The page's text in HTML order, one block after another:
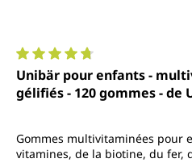
Note moyenne de 4.8 sur 5
Unibär pour enfants -
gélifiés - 120 gommes - de
Gommes multivitaminées pour
vitamines, de la biotine, du fer,